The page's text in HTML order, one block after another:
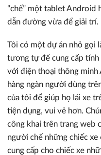
“chế” một tablet Android
dẫn đường vừa để giải trí.
Tôi có một dự án nhỏ gọi
tương tự để cung cấp
với điện thoại thông minh
hàng ngàn người dùng
của tôi để giúp họ lái xe
tiện dụng, vui vẻ hơn.
công khai trên trang web
người chế những chiếc
cung cấp cho chiếc xe